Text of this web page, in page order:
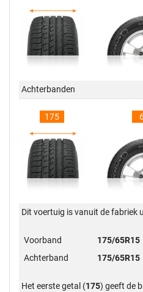
Achterbanden
175
Dit voertuig is vanuit de fabriek
Voorband
175/65R15
Achterband
175/65R15
Het eerste getal (175) geeft de